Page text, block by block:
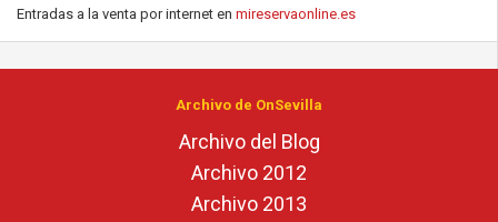
Entradas a la venta por internet en mireservaonline.es
Archivo de OnSevilla
Archivo del Blog
Archivo 2012
Archivo 2013